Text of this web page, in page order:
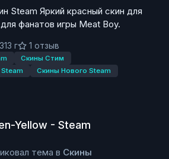
Steam Яркий красный скин для
фанатов игры Meat Boy.
13 г 1 отзыв
Скины Стим
Скины Нового Steam
Yellow - Steam
тема в Скины